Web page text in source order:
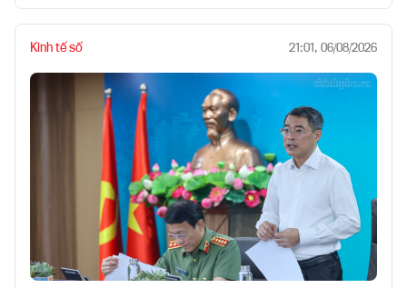
Kinh tế số 21:01, 06/08/2026